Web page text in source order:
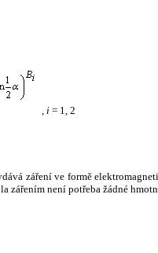
, i = 1, 2
záření ve formě
zářením není potřeba žádné